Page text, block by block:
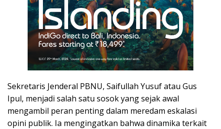
Sekretaris Jenderal PBNU, Saifullah Yusuf atau Gus
Ipul, menjadi salah satu sosok yang sejak awal
mengambil peran penting dalam meredam eskalasi
opini publik. Ia mengingatkan bahwa dinamika terkait